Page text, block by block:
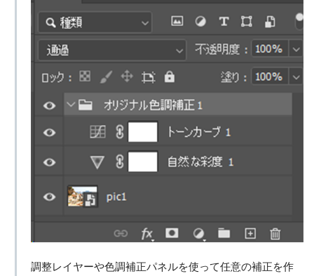
調整レイヤーや色調補正パネルを使って任意の補正を作